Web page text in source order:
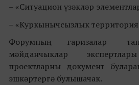
– «Ситуацион үзәкләр
– «Куркынычсызлык
Форумның гаризалар
мәйданчыклар
проектларны документ
эшкәртергә булышачак.